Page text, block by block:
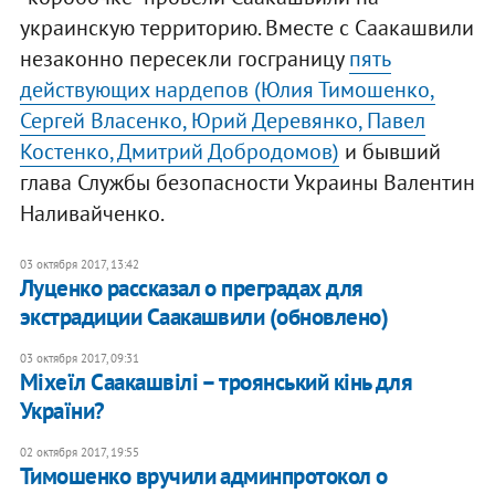
украинскую территорию. Вместе с Саакашвили
незаконно пересекли госграницупять
действующих нардепов (Юлия Тимошенко,
Сергей Власенко, Юрий Деревянко, Павел
Костенко, Дмитрий Добродомов) и бывший
глава Службы безопасности Украины Валентин
Наливайченко.
03 октября 2017, 13:42
Луценко рассказал о преградах для
экстрадиции Саакашвили (обновлено)
03 октября 2017, 09:31
​Міхеїл Саакашвілі – троянський кінь для
України?
02 октября 2017, 19:55
Тимошенко вручили админпротокол о